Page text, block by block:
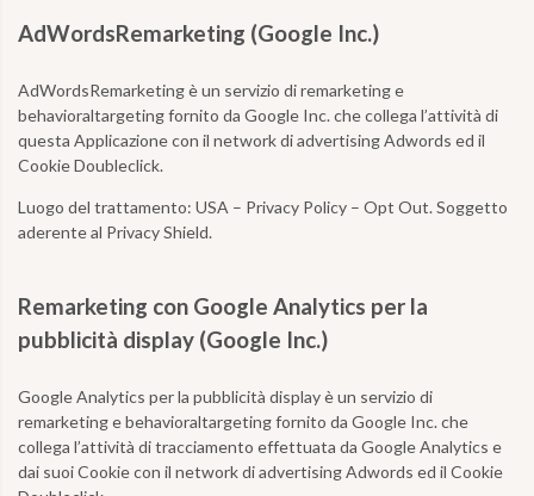
AdWordsRemarketing (Google Inc.)
AdWordsRemarketing è un servizio di remarketing e
behavioraltargeting fornito da Google Inc. che collega l’attività di
questa Applicazione con il network di advertising Adwords ed il
Cookie Doubleclick.
Luogo del trattamento: USA – Privacy Policy – Opt Out. Soggetto
aderente al Privacy Shield.
Remarketing con Google Analytics per la
pubblicità display (Google Inc.)
Google Analytics per la pubblicità display è un servizio di
remarketing e behavioraltargeting fornito da Google Inc. che
collega l’attività di tracciamento effettuata da Google Analytics e
dai suoi Cookie con il network di advertising Adwords ed il Cookie